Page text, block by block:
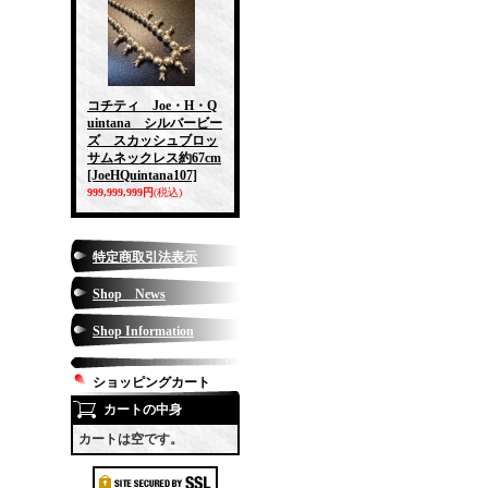
コチティ Joe・H・Q
uintana シルバービー
ズ スカッシュブロッ
サムネックレス約67cm
[JoeHQuintana107]
999,999,999円(税込)
特定商取引法表示
Shop News
Shop Information
ショッピングカート
カートの中身
カートは空です。